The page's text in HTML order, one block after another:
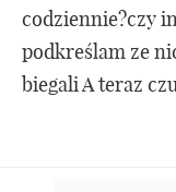
codziennie?czy
podkreślam ze
biegali A teraz